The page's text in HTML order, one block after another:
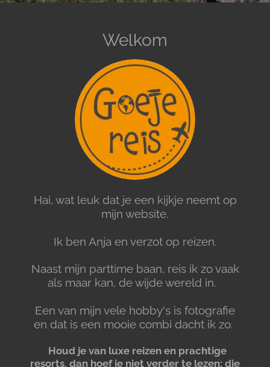
Welkom
Hai, wat leuk dat je een kijkje neemt op
mijn website.
Ik ben Anja en verzot op reizen.
Naast mijn parttime baan, reis ik zo vaak
als maar kan, de wijde wereld in.
Een van mijn vele hobby's is fotografie
en dat is een mooie combi dacht ik zo.
Houd je van luxe reizen en prachtige
resorts, dan hoef je niet verder te lezen; die